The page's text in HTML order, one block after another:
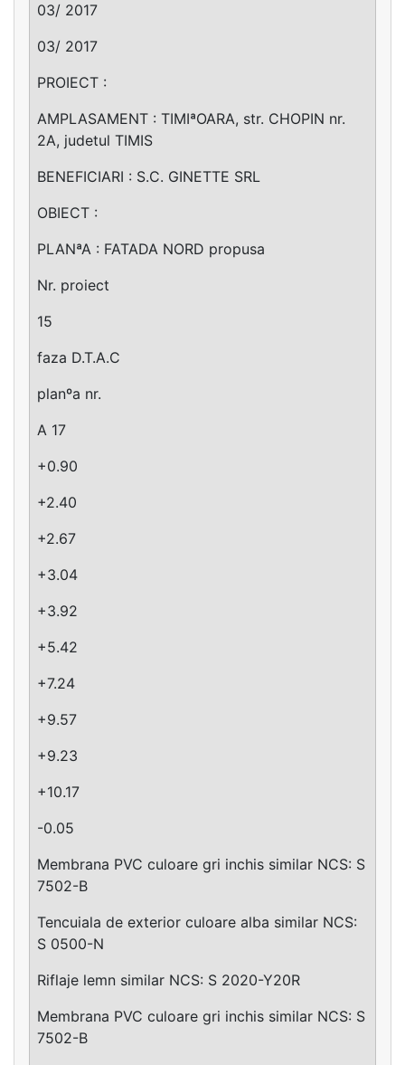
03/ 2017
03/ 2017
PROIECT :
AMPLASAMENT : TIMIªOARA, str. CHOPIN nr.
2A, judetul TIMIS
BENEFICIARI : S.C. GINETTE SRL
OBIECT :
PLANªA : FATADA NORD propusa
Nr. proiect
15
faza D.T.A.C
planºa nr.
A 17
+0.90
+2.40
+2.67
+3.04
+3.92
+5.42
+7.24
+9.57
+9.23
+10.17
-0.05
Membrana PVC culoare gri inchis similar NCS: S
7502-B
Tencuiala de exterior culoare alba similar NCS:
S 0500-N
Riflaje lemn similar NCS: S 2020-Y20R
Membrana PVC culoare gri inchis similar NCS: S
7502-B